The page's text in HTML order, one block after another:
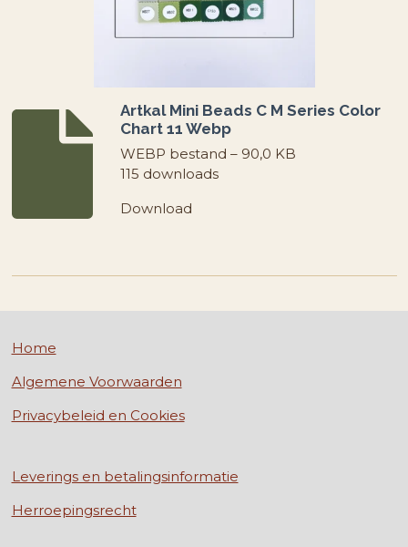
Artkal Mini Beads C M Series Color
Chart 11 Webp
WEBP bestand – 90,0 KB
115 downloads
Download
Home
Algemene Voorwaarden
Privacybeleid en Cookies
Leverings en betalingsinformatie
Herroepingsrecht